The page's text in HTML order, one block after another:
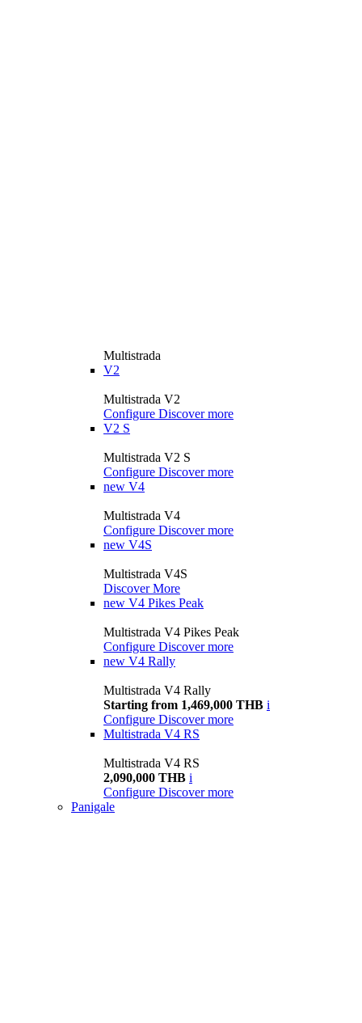
Multistrada
V2
Multistrada V2
Configure Discover more
V2 S
Multistrada V2 S
Configure Discover more
new V4
Multistrada V4
Configure Discover more
new V4S
Multistrada V4S
Discover More
new V4 Pikes Peak
Multistrada V4 Pikes Peak
Configure Discover more
new V4 Rally
Multistrada V4 Rally
Starting from 1,469,000 THB i
Configure Discover more
Multistrada V4 RS
Multistrada V4 RS
2,090,000 THB i
Configure Discover more
Panigale